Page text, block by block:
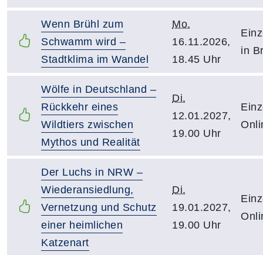
Wenn Brühl zum
Schwamm wird –
Stadtklima im Wandel
Mo.
16.11.2026,
18.45 Uhr
in
Wölfe in Deutschland –
Rückkehr eines
Wildtiers zwischen
Mythos und Realität
Di.
12.01.2027,
19.00 Uhr
Der Luchs in NRW –
Wiederansiedlung,
Vernetzung und Schutz
einer heimlichen
Katzenart
Di.
19.01.2027,
19.00 Uhr